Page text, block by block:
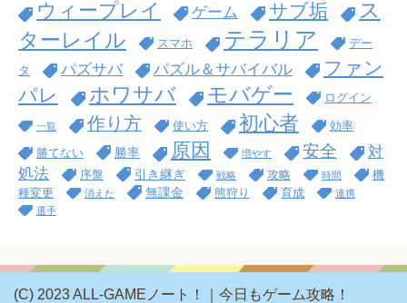
ウィープレイ ゲーム サブ垢
ス
ターレイル
スマホ テラリア デー
タ パズサバ パズル＆サバイバル
ファン
パレ
ホワサバ モバゲー ログイン
一覧 作り方 使い方 初心者 効率
勝てない 勝率 原因 増やす 安全
対
処法
序盤 引き継ぎ 戦略 攻略 時間
機
種変更
消えた 無課金 熊狩り 育成
連携
選手
(C) 2023 ALL-GAMEノート！｜今日もゲーム攻略！